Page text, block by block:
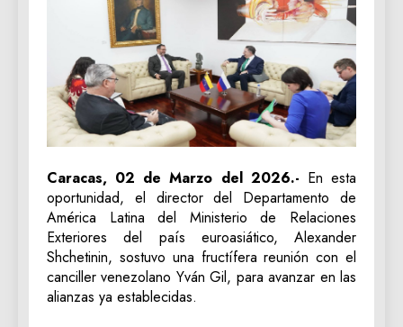
Caracas, 02 de Marzo del 2026.- En esta
oportunidad, el director del Departamento de
América Latina del Ministerio de Relaciones
Exteriores del país euroasiático, Alexander
Shchetinin, sostuvo una fructífera reunión con el
canciller venezolano Yván Gil, para avanzar en las
alianzas ya establecidas.